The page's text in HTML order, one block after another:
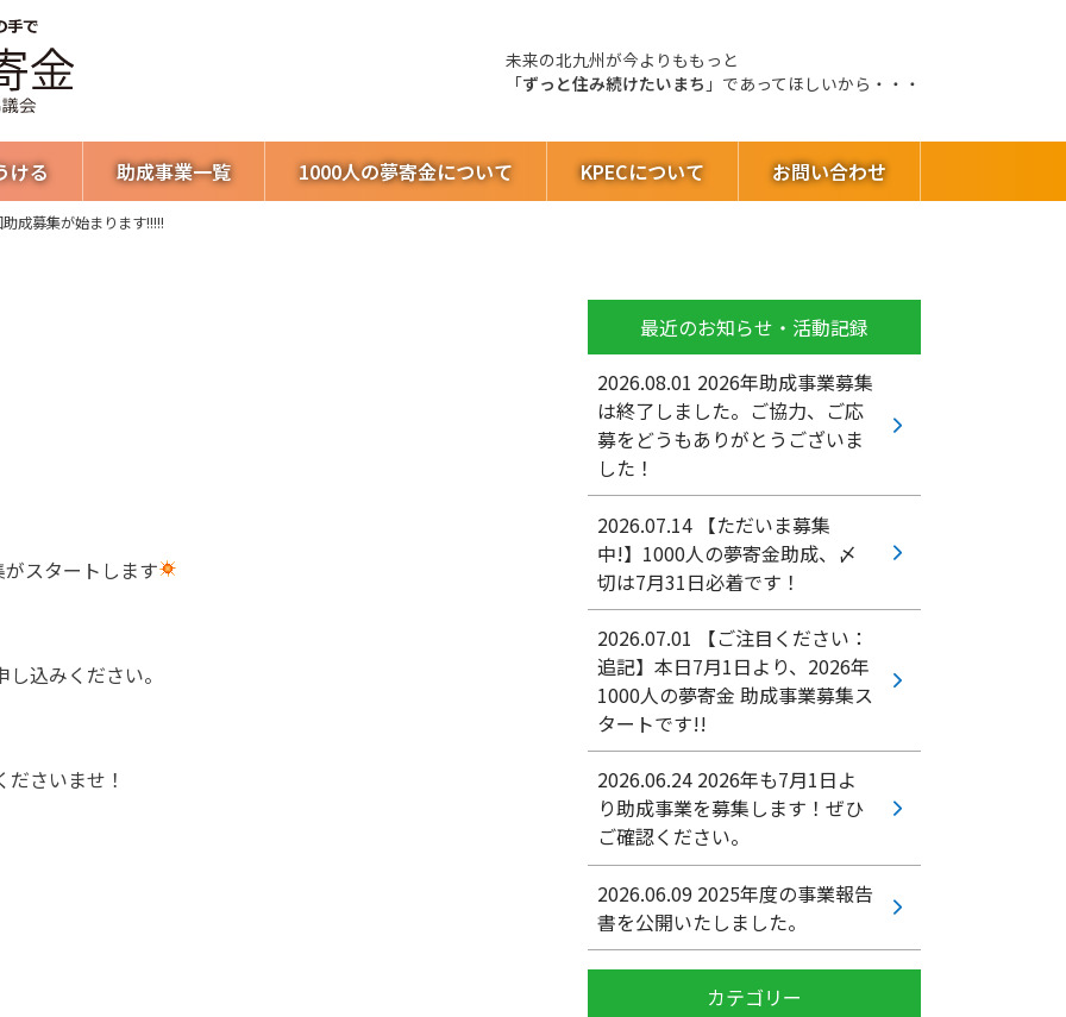
未来の北九州が今よりももっと
「ずっと住み続けたいまち 」であってほしいから・・・
ける 助成事業一覧 1000人の夢寄金について KPECについて お問い合わせ
成募集が始まります!!!!!
スタートします
込みください。
さいませ！
最近のお知らせ・活動記録
2026.08.01 2026年助成事業募集
は終了しました。ご協力、ご応
募をどうもありがとうございま
した！
2026.07.14 【ただいま募集
中!】1000人の夢寄金助成、〆
切は7月31日必着です！
2026.07.01 【ご注目ください：
追記】本日7月1日より、2026年
1000人の夢寄金 助成事業募集ス
タートです!!
2026.06.24 2026年も7月1日よ
り助成事業を募集します！ぜひ
ご確認ください。
2026.06.09 2025年度の事業報告
書を公開いたしました。
カテゴリー